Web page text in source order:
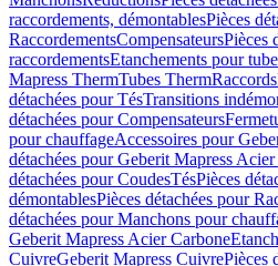
raccordements, démontablesPièces
RaccordementsCompensateursPièces
raccordementsEtanchements pour
Mapress ThermTubes ThermRaccords
détachées pour TésTransitions
détachées pour Compensateurs
pour chauffageAccessoires pour
détachées pour Geberit Mapress
détachées pour CoudesTésPièces
démontablesPièces détachées pour
détachées pour Manchons pour
Geberit Mapress Acier Carbone
CuivreGeberit Mapress CuivrePièces